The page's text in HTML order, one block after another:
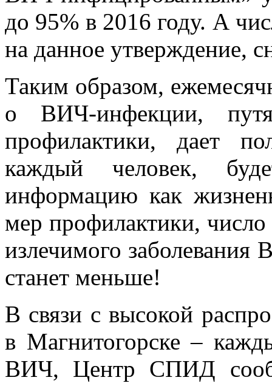
до 95% в 2016 году. А
на данное утверждение,
Таким образом,
о ВИЧ-инфекции,
профилактики, дает
каждый человек,
информацию как
мер профилактики,
излечимого
станет меньше!
В связи с высокой
в Магнитогорске –
ВИЧ, Центр СПИД